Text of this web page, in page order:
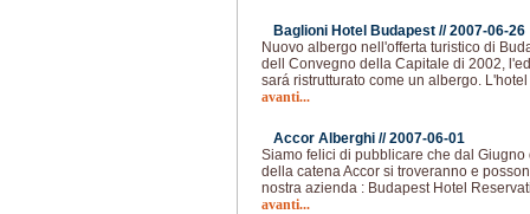
Baglioni Hotel Budapest //2007-06-26
Nuovo albergo nell'offerta turistico di
dell Convegno della Capitale di 2002,
sará ristrutturato come un albergo.
avanti...
Accor Alberghi //2007-06-01
Siamo felici di pubblicare che dal
della catena Accor si troveranno e
nostra azienda : Budapest Hotel
avanti...